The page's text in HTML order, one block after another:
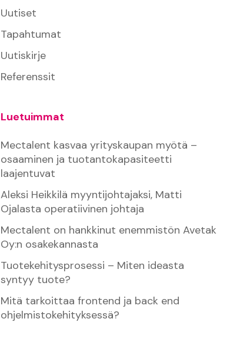
Uutiset
Tapahtumat
Uutiskirje
Referenssit
Luetuimmat
Mectalent kasvaa yrityskaupan myötä –
osaaminen ja tuotantokapasiteetti
laajentuvat
Aleksi Heikkilä myyntijohtajaksi, Matti
Ojalasta operatiivinen johtaja
Mectalent on hankkinut enemmistön Avetak
Oy:n osakekannasta
Tuotekehitysprosessi – Miten ideasta
syntyy tuote?
Mitä tarkoittaa frontend ja back end
ohjelmistokehityksessä?